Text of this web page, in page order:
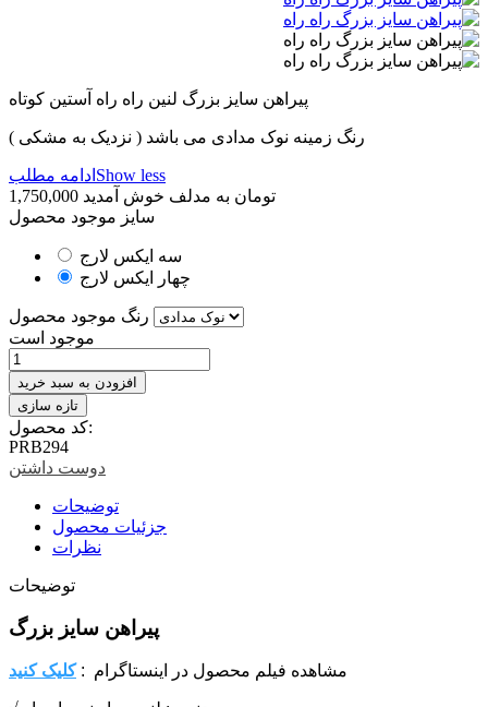
پیراهن سایز بزرگ لنین راه راه آستین کوتاه
ادامه مطلب Show less
1,750,000 تومان به مدلف خوش آمدید
سایز موجود محصول
سه ایکس لارج
چهار ایکس لارج
رنگ موجود محصول
موجود است
افزودن به سبد خرید
کد محصول:
PRB294
دوست داشتن
توضیحات
جزئیات محصول
نظرات
توضیحات
پیراهن سایز بزرگ
مشاهده فیلم محصول در اینستاگرام :کلیک کنید